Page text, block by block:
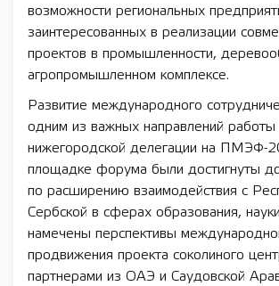
возможности региональных
заинтересованных в реализации
проектов в промышленности,
агропромышленном комплексе.
Развитие международного
одним из важных направлений работы
нижегородской делегации на ПМЭФ-
площадке форума были достигнуты
по расширению взаимодействия с
Сербской в сферах образования,
намечены перспективы
продвижения проекта соколиного
партнерами из ОАЭ и Саудовской